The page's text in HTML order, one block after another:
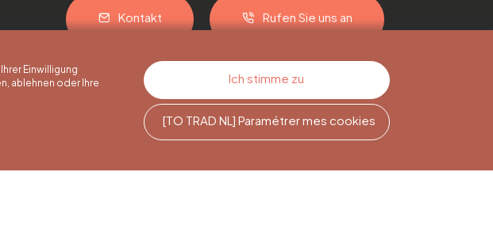
Kontakt Rufen Sie uns an
Newsletter-
Einwilligung
ablehnen oder Ihre
Ich stimme zu
[TO TRAD NL] Paramétrer mes cookies